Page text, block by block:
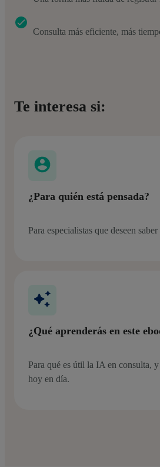
Consulta más eficiente, más
Te interesa si:
¿Para quién está pensada?
Para especialistas que deseen
¿Qué aprenderás en este
Para qué es útil la IA en consulta,
hoy en día.